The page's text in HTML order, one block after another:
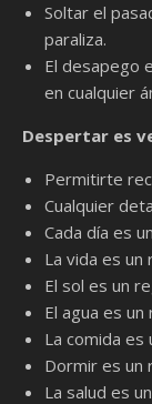
Soltar el
paraliza.
El desapego
en cualquier
Despertar es
Permitirte
Cualquier
Cada día es
La vida es un
El sol es un
El agua es
La comida
Dormir es un
La salud es